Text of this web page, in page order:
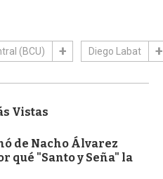
(BCU) Diego Labat
Vistas
de Nacho Álvarez
qué "Santo y Seña" la